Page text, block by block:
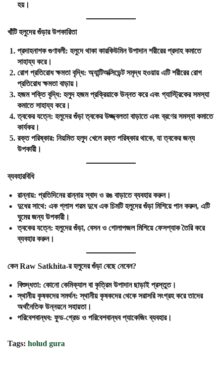
হয়।
খাঁটি হলুদের গুঁড়ার উপকারিতা
প্রদাহনাশক গুণাবলী: হলুদে থাকা কারকিউমিন উপাদান শরীরের প্রদাহ কমাতে
সাহায্য করে।
রোগ প্রতিরোধ ক্ষমতা বৃদ্ধি: অ্যান্টিঅক্সিডেন্ট সমৃদ্ধ হওয়ায় এটি শরীরের রোগ
প্রতিরোধ ক্ষমতা বাড়ায়।
হজম শক্তি বৃদ্ধি: হলুদ হজম প্রক্রিয়াকে উন্নত করে এবং গ্যাস্ট্রিকের সমস্যা
কমাতে সাহায্য করে।
ত্বকের যত্নে: হলুদের গুঁড়া ত্বকের উজ্জ্বলতা বাড়াতে এবং ব্রণের সমস্যা কমাতে
কার্যকর।
রক্ত পরিষ্কার: নিয়মিত হলুদ খেলে রক্ত পরিষ্কার থাকে, যা ত্বকের জন্য
উপকারী।
ব্যবহারবিধি
রান্নায়: প্রতিদিনের রান্নায় স্বাদ ও রঙ বাড়াতে ব্যবহার করুন।
দুধের সাথে: এক গ্লাস গরম দুধে এক চিমটি হলুদের গুঁড়া মিশিয়ে পান করুন, এটি
ঘুমের জন্য উপকারী।
ত্বকের যত্নে: হলুদের গুঁড়া, বেসন ও গোলাপজল মিশিয়ে ফেসপ্যাক তৈরি করে
ব্যবহার করুন।
কেনRaw Satkhita-র হলুদের গুঁড়া বেছে নেবেন?
বিশুদ্ধতা: কোনো কেমিক্যাল বা কৃত্রিম উপাদান ছাড়াই প্রস্তুত।
স্থানীয় কৃষকদের সমর্থন: স্থানীয় কৃষকদের থেকে সরাসরি সংগ্রহ করে তাদের
অর্থনৈতিক উন্নয়নে সহায়তা।
পরিবেশবান্ধব: ফুড-গ্রেড ও পরিবেশবান্ধব প্যাকেজিং ব্যবহার।
Tags: holud gura